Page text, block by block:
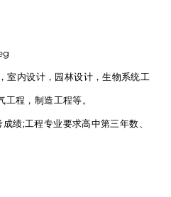
室内设计，园林设计，生物系统工
程，制造工程等。
绩;工程专业要求高中第三年数、